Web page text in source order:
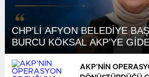
CHP’Lİ AFYON BELEDİYE
BURCU KÖKSAL AKP’YE
BELEDİYEYİ DE
AKP’NİN